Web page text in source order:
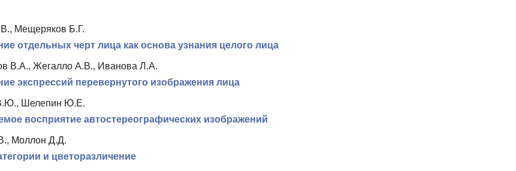
Мещеряков Б.Г.
отдельных черт лица как основа узнания целого лица
В.А., Жегалло А.В., Иванова Л.А.
экспрессий перевернутого изображения лица
Шелепин Ю.Е.
восприятие автостереографических изображений
Моллон Д.Д.
и цветоразличение